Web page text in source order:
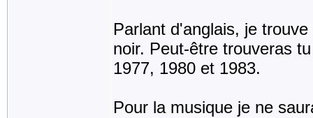
Parlant d'anglais, je
noir. Peut-être trouveras
1977, 1980 et 1983.
Pour la musique je ne